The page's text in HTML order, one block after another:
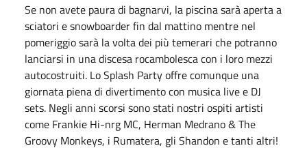
Se non avete paura di bagnarvi, la piscina sarà aperta a
sciatori e snowboarder fin dal mattino mentre nel
pomeriggio sarà la volta dei più temerari che potranno
lanciarsi in una discesa rocambolesca con i loro mezzi
autocostruiti. Lo Splash Party offre comunque una
giornata piena di divertimento con musica live e DJ
sets. Negli anni scorsi sono stati nostri ospiti artisti
come Frankie Hi-nrg MC, Herman Medrano & The
Groovy Monkeys, i Rumatera, gli Shandon e tanti altri!